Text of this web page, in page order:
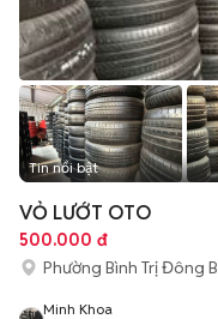
Tin nổi bật
VỎ LƯỚT OTO
500.000 đ
Phường Bình Trị Đông B
Minh Khoa